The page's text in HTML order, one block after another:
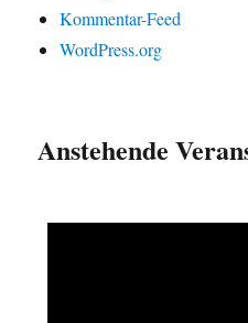
Kommentar-Feed
WordPress.org
Anstehende